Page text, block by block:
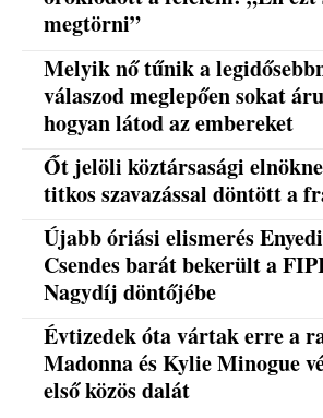
megtörni”
Melyik nő tűnik a
válaszod meglepően sokat
hogyan látod az embereket
Őt jelöli köztársasági
titkos szavazással döntött a
Újabb óriási elismerés
Csendes barát bekerült a
Nagydíj döntőjébe
Évtizedek óta vártak erre a
Madonna és Kylie Minogue
első közös dalát